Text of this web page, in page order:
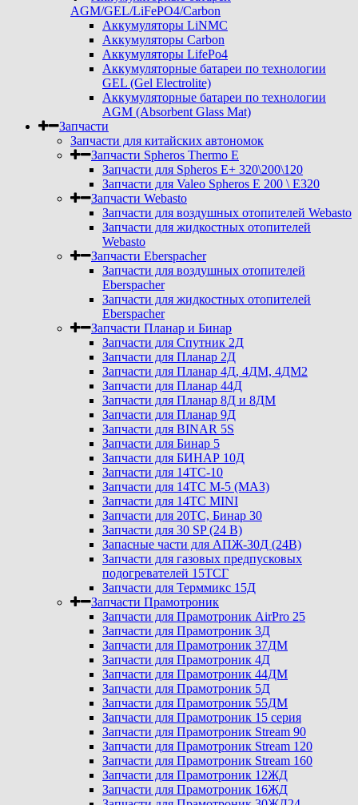
AGM/GEL/LiFePO4/Carbon
Аккумуляторы LiNMC
Аккумуляторы Carbon
Аккумуляторы LifePo4
Аккумуляторные батареи по технологии
GEL (Gel Electrolite)
Аккумуляторные батареи по технологии
AGM (Absorbent Glass Mat)
Запчасти
Запчасти для китайских автономок
Запчасти Spheros Thermo E
Запчасти для Spheros E+ 320\200\120
Запчасти для Valeo Spheros E 200 \ E320
Запчасти Webasto
Запчасти для воздушных отопителей Webasto
Запчасти для жидкостных отопителей
Webasto
Запчасти Eberspacher
Запчасти для воздушных отопителей
Eberspacher
Запчасти для жидкостных отопителей
Eberspacher
Запчасти Планар и Бинар
Запчасти для Спутник 2Д
Запчасти для Планар 2Д
Запчасти для Планар 4Д, 4ДМ, 4ДМ2
Запчасти для Планар 44Д
Запчасти для Планар 8Д и 8ДМ
Запчасти для Планар 9Д
Запчасти для BINAR 5S
Запчасти для Бинар 5
Запчасти для БИНАР 10Д
Запчасти для 14ТС-10
Запчасти для 14ТС М-5 (МАЗ)
Запчасти для 14ТС MINI
Запчасти для 20ТС, Бинар 30
Запчасти для 30 SP (24 В)
Запасные части для АПЖ-30Д (24В)
Запчасти для газовых предпусковых
подогревателей 15ТСГ
Запчасти для Терммикс 15Д
Запчасти Прамотроник
Запчасти для Прамотроник AirPro 25
Запчасти для Прамотроник 3Д
Запчасти для Прамотроник 37ДМ
Запчасти для Прамотроник 4Д
Запчасти для Прамотроник 44ДМ
Запчасти для Прамотроник 5Д
Запчасти для Прамотроник 55ДМ
Запчасти для Прамотроник 15 серия
Запчасти для Прамотроник Stream 90
Запчасти для Прамотроник Stream 120
Запчасти для Прамотроник Stream 160
Запчасти для Прамотроник 12ЖД
Запчасти для Прамотроник 16ЖД